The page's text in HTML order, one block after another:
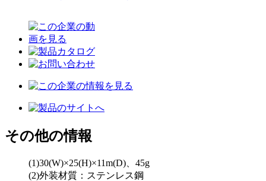
その他の情報
(1)30(W)×25(H)×11m(D)、45g
(2)外装材質：ステンレス鋼